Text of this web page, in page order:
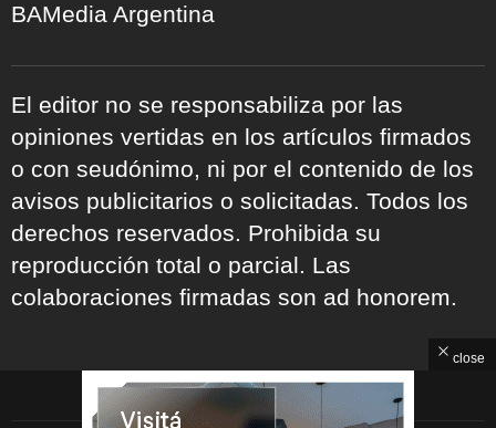
BAMedia Argentina
El editor no se responsabiliza por las
opiniones vertidas en los artículos firmados
o con seudónimo, ni por el contenido de los
avisos publicitarios o solicitadas. Todos los
derechos reservados. Prohibida su
reproducción total o parcial. Las
colaboraciones firmadas son ad honorem.
ARCHIVOS
close